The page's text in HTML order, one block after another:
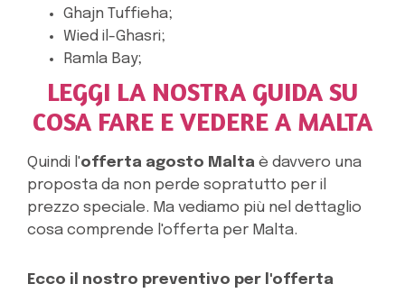
Ghajn Tuffieha;
Wied il-Ghasri;
Ramla Bay;
LEGGI LA NOSTRA GUIDA SU
COSA FARE E VEDERE A MALTA
Quindi l'offerta agosto Malta è davvero una
proposta da non perde sopratutto per il
prezzo speciale. Ma vediamo più nel dettaglio
cosa comprende l'offerta per Malta.
Ecco il nostro preventivo per l'offerta